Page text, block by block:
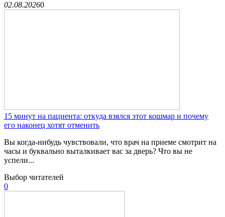
02.08.20260
15 минут на пациента: откуда взялся этот кошмар и почему
его наконец хотят отменить
Вы когда-нибудь чувствовали, что врач на приеме смотрит на
часы и буквально выталкивает вас за дверь? Что вы не
успели...
Выбор читателей
0